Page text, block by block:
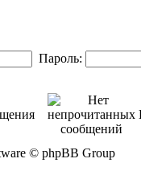
Пароль:
© phpBB Group